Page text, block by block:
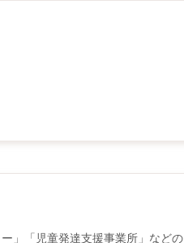
」「児童発達支援事業所」などの